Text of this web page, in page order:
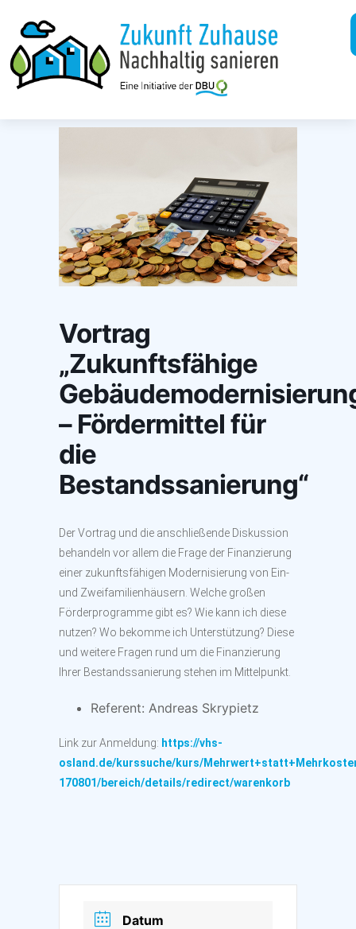
Vortrag
„Zukunftsfähige
– Fördermittel für
die
Bestandssanierung“
Der Vortrag und die anschließende Diskussion
behandeln vor allem die Frage der Finanzierung
einer zukunftsfähigen Modernisierung von Ein-
und Zweifamilienhäusern. Welche großen
Förderprogramme gibt es? Wie kann ich diese
nutzen? Wo bekomme ich Unterstützung? Diese
und weitere Fragen rund um die Finanzierung
Ihrer Bestandssanierung stehen im Mittelpunkt.
Referent: Andreas Skrypietz
Link zur Anmeldung: https://vhs-
osland.de/kurssuche/kurs/
170801/bereich/details/redirect/warenkorb
Datum